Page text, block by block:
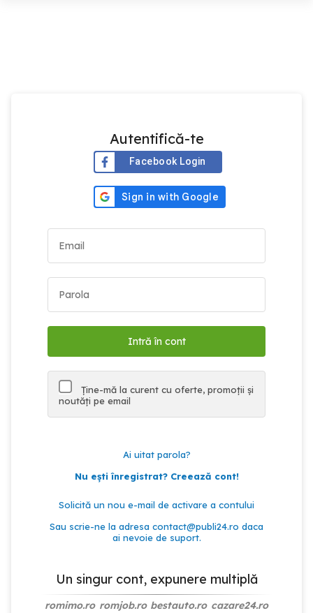
Autentifică-te
Facebook Login
Ține-mă la curent cu oferte, promoții și
noutăți pe email
Ai uitat parola?
Nu ești înregistrat? Creează cont!
Solicită un nou e-mail de activare a contului
Sau scrie-ne la adresa contact@publi24.ro daca
ai nevoie de suport.
Un singur cont, expunere multiplă
romimo.ro romjob.ro bestauto.ro cazare24.ro